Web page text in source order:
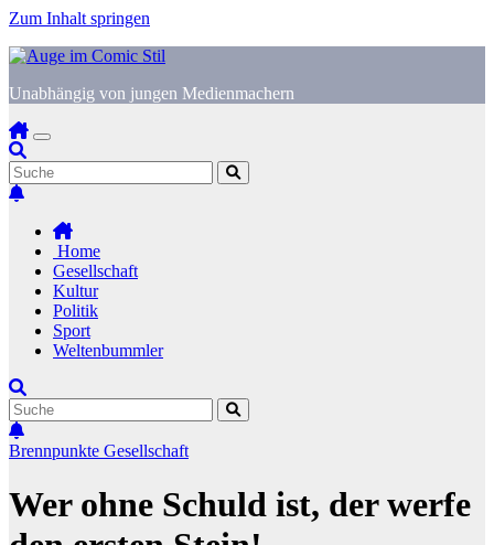
Zum Inhalt springen
Unabhängig von jungen Medienmachern
Home
Gesellschaft
Kultur
Politik
Sport
Weltenbummler
Brennpunkte Gesellschaft
Wer ohne Schuld ist, der werfe